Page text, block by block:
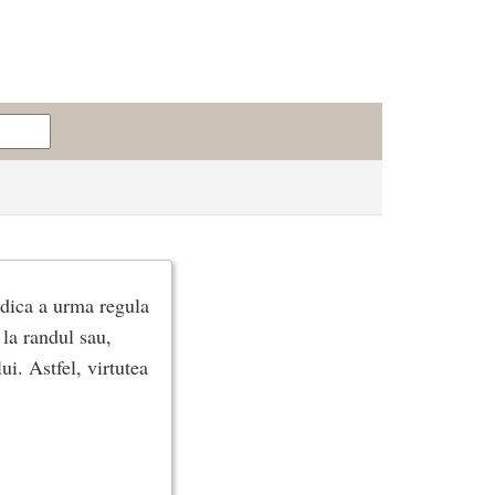
a urma regula
randul sau,
Astfel, virtutea